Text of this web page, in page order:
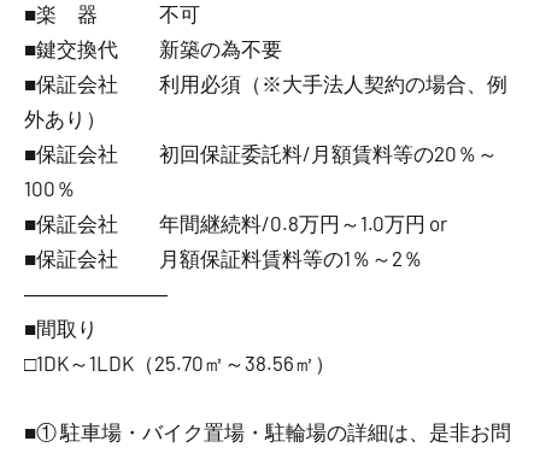
■楽 器 不可
■鍵交換代 新築の為不要
■保証会社 利用必須（※大手法人契約の場合、例
外あり）
■保証会社 初回保証委託料/月額賃料等の20％～
100％
■保証会社 年間継続料/0.8万円～1.0万円 or
■保証会社 月額保証料賃料等の1％～2％
―――――――
■間取り
□1DK～1LDK（25.70㎡～38.56㎡）
■① 駐車場・バイク置場・駐輪場の詳細は、是非お問